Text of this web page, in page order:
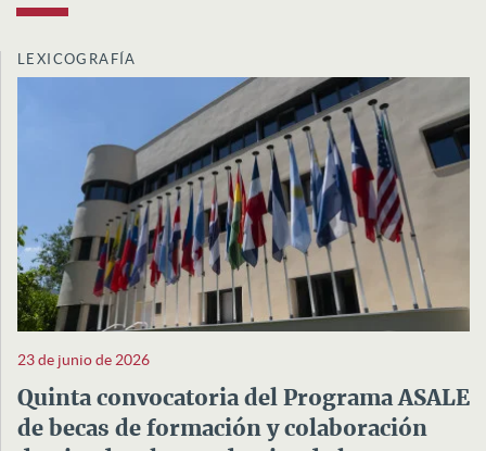
LEXICOGRAFÍA
23 de junio de 2026
Quinta convocatoria del Programa ASALE
de becas de formación y colaboración